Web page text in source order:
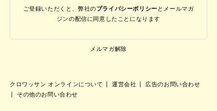
ご登録いただくと、弊社のプライバシーポリシー と メールマガ
ジンの配信に同意したことになります
メルマガ解除
クロワッサン オンラインについて 運営会社
広告のお問い合わせ
その他のお問い合わせ